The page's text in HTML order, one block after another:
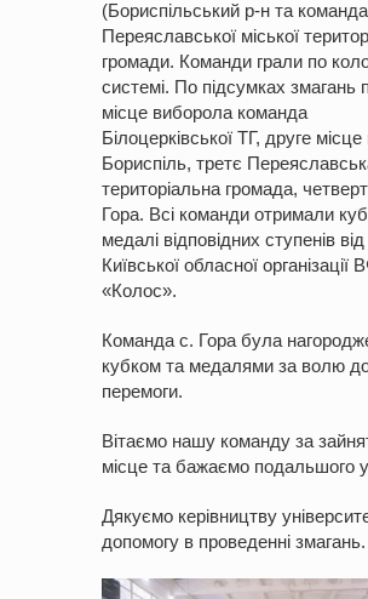
(Бориспільський р-н та команда
Переяславської міської
громади. Команди грали по
системі. По підсумках змагань
місце виборола команда
Білоцерківської ТГ, друге місце
Бориспіль, третє
територіальна громада,
Гора. Всі команди отримали
медалі відповідних ступенів від
Київської обласної організації
«Колос».
Команда с. Гора була
кубком та медалями за волю
перемоги.
Вітаємо нашу команду за
місце та бажаємо подальшого
Дякуємо керівництву
допомогу в проведенні змагань.